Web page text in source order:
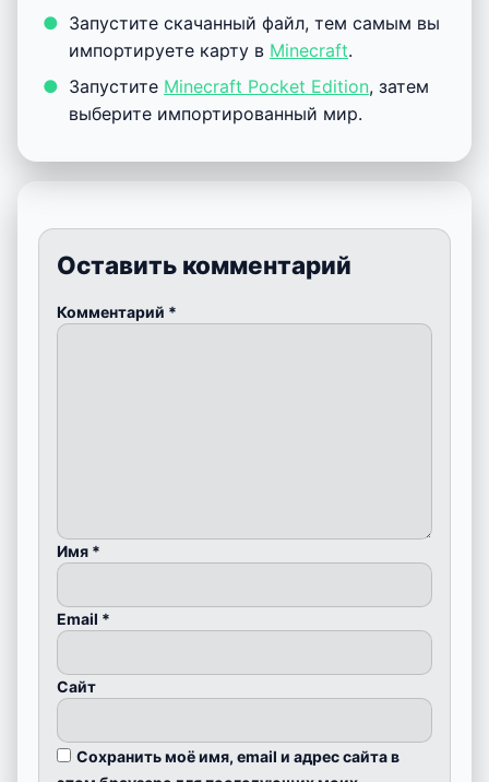
Запустите скачанный файл, тем самым вы
импортируете карту в Minecraft.
Запустите Minecraft Pocket Edition, затем
выберите импортированный мир.
Оставить комментарий
Комментарий *
Имя *
Email *
Сайт
Сохранить моё имя, email и адрес сайта в